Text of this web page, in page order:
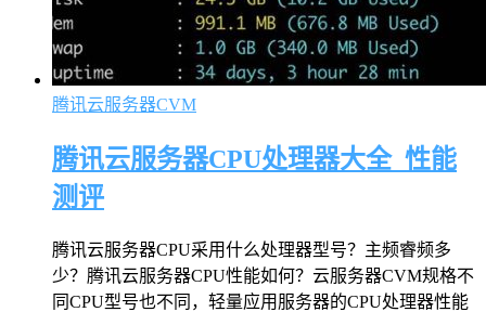
腾讯云服务器CVM
腾讯云服务器CPU处理器大全_性能
测评
腾讯云服务器CPU采用什么处理器型号？主频睿频多
少？腾讯云服务器CPU性能如何？云服务器CVM规格不
同CPU型号也不同，轻量应用服务器的CPU处理器性能